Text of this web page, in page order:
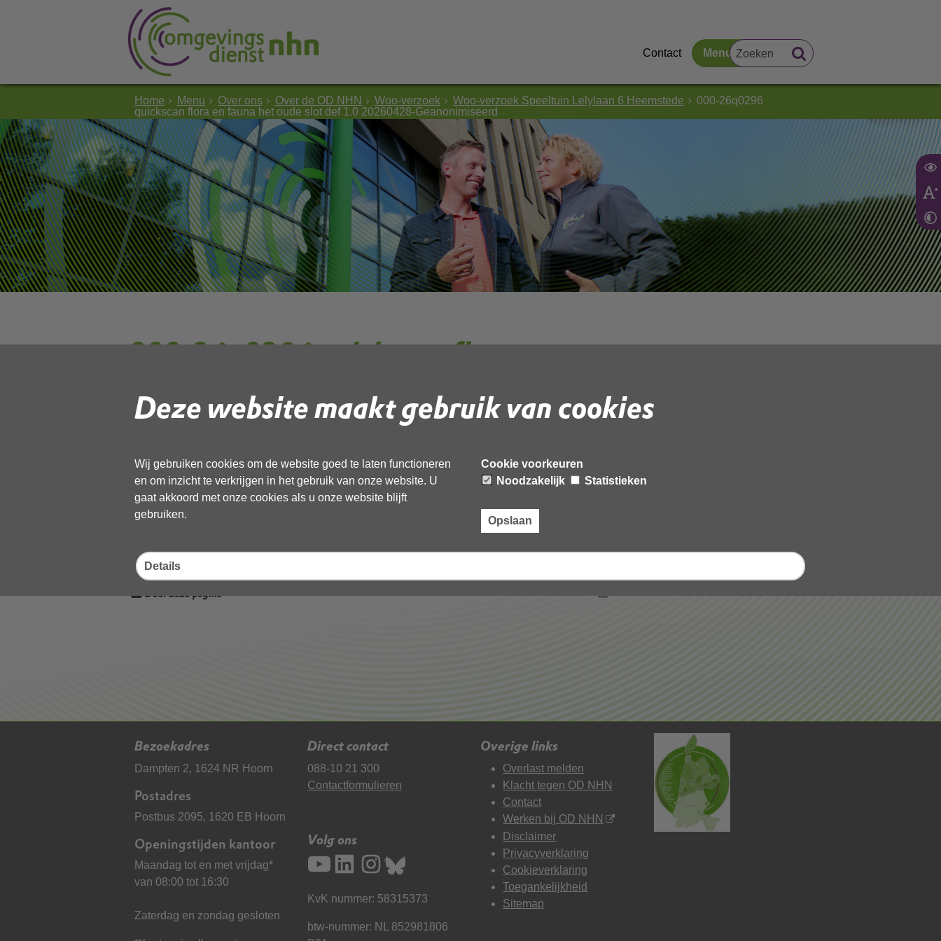
Deze website maakt gebruik van cookies
Wij gebruiken cookies om de website goed te laten functioneren
en om inzicht te verkrijgen in het gebruik van onze website. U
gaat akkoord met onze cookies als u onze website blijft
gebruiken.
Cookie voorkeuren
Noodzakelijk
Statistieken
Opslaan
Details
Contact Menu
Home Menu Over ons Over de OD NHN Woo-verzoek Woo-verzoek Speeltuin Lelylaan 6 Heemstede
000-26q0296
quickscan flora en fauna het oude slot def 1.0 20260428-Geanonimiseerd
000-26q0296 quickscan flora en
fauna het oude slot def 1.0
20260428-Geanonimiseerd
Gebruik de onderstaande link om het document te downloaden.
Download ‘000-26q0296 quickscan flora en fauna het oude slot def 1.0 20260428-
02 juli 2026,pdf, 14MB
Deel deze pagina
Bezoekadres
Dampten 2, 1624 NR Hoorn
Postadres
Postbus 2095, 1620 EB Hoorn
Openingstijden kantoor
Maandag tot en met vrijdag*
van 08:00 tot 16:30
Zaterdag en zondag gesloten
Direct contact
088-10 21 300
Contactformulieren
Volg ons
KvK nummer: 58315373
btw-nummer: NL 852981806
Overige links
Overlast melden
Klacht tegen OD NHN
Contact
Werken bij OD NHN
Disclaimer
Privacyverklaring
Cookieverklaring
Toegankelijkheid
Sitemap